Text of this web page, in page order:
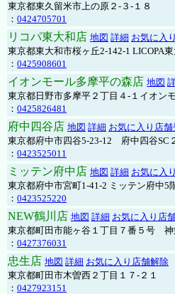
東京都東久留米市上の原２-３-１８
： 0424705701
リコパ東大和店 地図 詳細 お気に入
東京都東大和市桜ヶ丘2-142-1 LICOPA
： 0425908601
イオンモール多摩平の森店 地図
東京都日野市多摩平２丁目４-１イオン
： 0425826481
府中四谷店 地図 詳細 お気に入り店舗
東京都府中市四谷5-23-12 府中四谷SC
： 0423525011
ミッテン府中店 地図 詳細 お気に入
東京都府中市宮町1-41-2 ミッテン府中5
： 0423525220
NEW鶴川店 地図 詳細 お気に入り店
東京都町田市能ヶ谷１丁目７番５号 神
： 0427376031
忠生店 地図 詳細 お気に入り店舗解除
東京都町田市木曽西２丁目１７-２１
： 0427923151